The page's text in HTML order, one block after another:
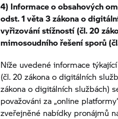
4) Informace o obsahových
odst. 1 věta 3 zákona o
vyřizování stížností (čl. 20
mimosoudního řešení sporů
Níže uvedené informace
(čl. 20 zákona o digitálních
zákona o digitálních službách)
považováni za „online
zveřejněné nabídky pronájmů